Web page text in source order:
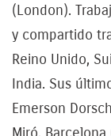
(London).
y compartido
Reino Unido,
India. Sus
Emerson